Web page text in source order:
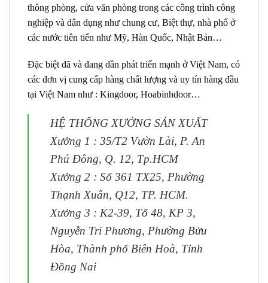
thông phòng, cửa văn phòng trong các công trình công
nghiệp và dân dụng như chung cư, Biệt thự, nhà phố ở
các nước tiên tiến như Mỹ, Hàn Quốc, Nhật Bản…
Đặc biệt đã và đang dần phát triển mạnh ở Việt Nam, có
các đơn vị cung cấp hàng chất lượng và uy tín hàng đầu
tại Việt Nam như : Kingdoor, Hoabinhdoor…
HỆ THỐNG XƯỞNG SẢN XUẤT
Xưởng 1 : 35/T2 Vườn Lài, P. An
Phú Đông, Q. 12, Tp.HCM
Xưởng 2 : Số 361 TX25, Phường
Thạnh Xuân, Q12, TP. HCM.
Xưởng 3 : K2-39, Tổ 48, KP 3,
Nguyễn Tri Phương, Phường Bửu
Hòa, Thành phố Biên Hoà, Tỉnh
Đồng Nai